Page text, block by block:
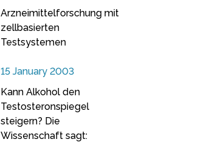
Arzneimittelforschung mit
zellbasierten
Testsystemen
15 January 2003
Kann Alkohol den
Testosteronspiegel
steigern? Die
Wissenschaft sagt: